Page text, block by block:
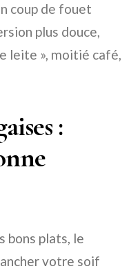
coup de fouet
plus douce,
leite », moitié café,
:
bons plats, le
votre soif